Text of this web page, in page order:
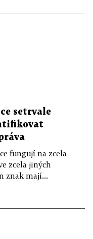
setrvale
fungují na zcela
zcela jiných
znak mají...